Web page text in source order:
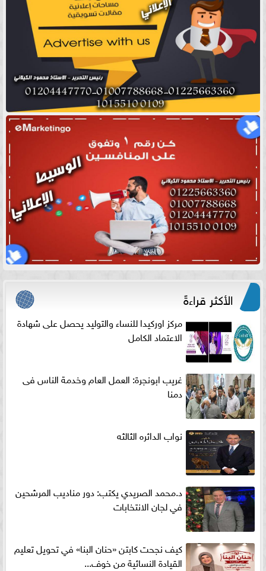
الأكثر قراءةً
مركز اوركيدا للنساء والتوليد يحصل على شهادة
الاعتماد الكامل
غريب ابونجرة: العمل العام وخدمة الناس فى
دمنا
نواب الدائره الثالثه
د.محمد الصريدي يكتب: دور مناديب المرشحين
في لجان الانتخابات
كيف نجحت كابتن «حنان البنا» في تحويل تعليم
القيادة النسائية من خوف...